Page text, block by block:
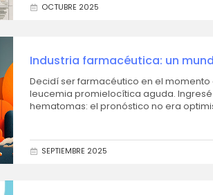
OCTUBRE 2025
Industria farmacéutica: un
Decidí ser farmacéutico en el momento en que me
leucemia promielocítica aguda.
hematomas: el pronóstico no era
SEPTIEMBRE 2025